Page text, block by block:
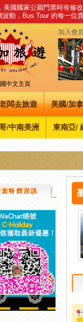
中文主頁
加入會
闆去旅遊 美國/加
/中南美洲 東南亞/
美國國家公園門票時有修
波動，Bus Tour 的每一位